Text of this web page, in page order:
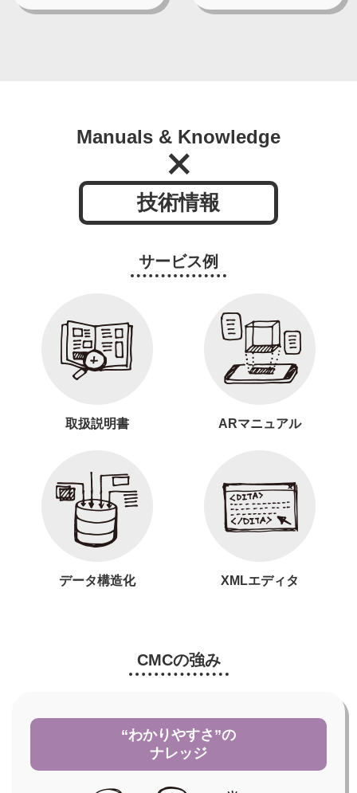
Manuals & Knowledge
技術情報
サービス例
取扱説明書 ARマニュアル
データ構造化 XMLエディタ
CMCの強み
“わかりやすさ”の
ナレッジ